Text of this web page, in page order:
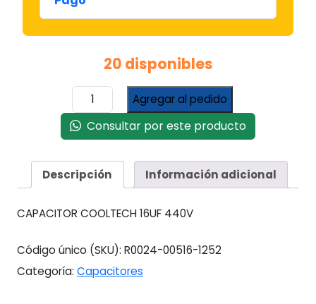
20 disponibles
Capacitor
Cooltech
16uf
440
Agregar al pedido
Consultar por este producto
Descripción Información adicional
CAPACITOR COOLTECH 16UF 440V
Código único (SKU): R0024-00516-1252
Categoría: Capacitores